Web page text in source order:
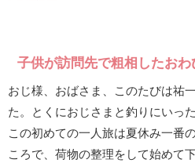
子供が訪問先で粗相したお
おじ様、おばさま、このたびは祐
た。とくにおじさまと釣りにいっ
この初めての一人旅は夏休み一番
ころで、荷物の整理をして始めて